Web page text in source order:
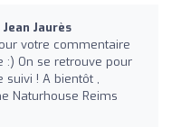
Jaurès
votre commentaire
:) On se retrouve pour
suivi ! A bientôt ,
Naturhouse Reims